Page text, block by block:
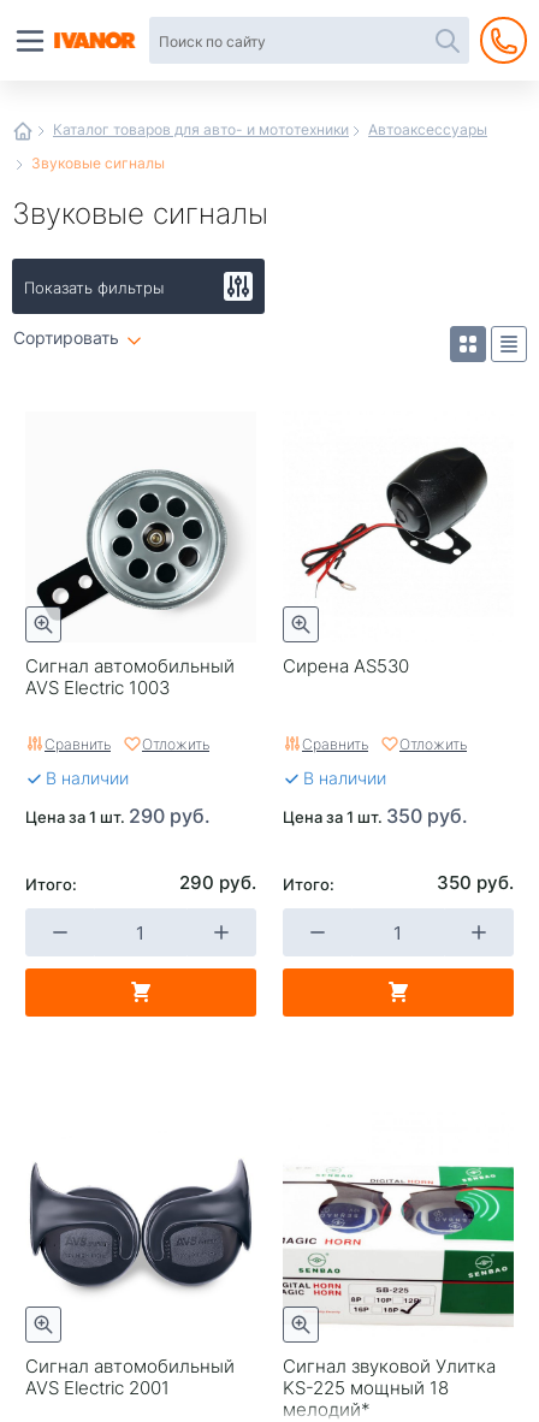
Каталог товаров для авто- и мототехники
Автоаксессуары
Звуковые сигналы
Звуковые сигналы
Показать фильтры
Сортировать
Сигнал автомобильный
AVS Electric 1003
Сравнить Отложить
В наличии
Цена за 1 шт. 290 руб.
Итого: 290 руб.
Сирена AS530
Сравнить Отложить
В наличии
Цена за 1 шт. 350 руб.
Итого: 350 руб.
Сигнал автомобильный
AVS Electric 2001
Сигнал звуковой Улитка
KS-225 мощный 18
мелодий*
интернет-